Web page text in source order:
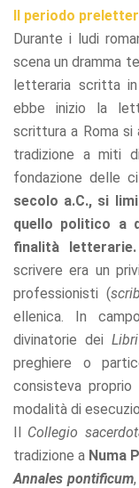
Il periodo
Durante i ludi
scena un dramma
letteraria scritta
ebbe inizio la
scrittura a Roma
tradizione a miti
fondazione delle
secolo a.C., si
quello politico a
finalità letterarie.
scrivere era un
professionisti (
ellenica. In
divinatorie dei
preghiere o
consisteva
modalità di
Il Collegio
tradizione a Numa
Annales pontificum
visit. If you
refuse these
cookies,
some
functionality
will
disappear
from the
Marketing
By sharing
your
interests
and
behavior as
site, you
increase the
chance of
seeing
personalized
content and
offers.